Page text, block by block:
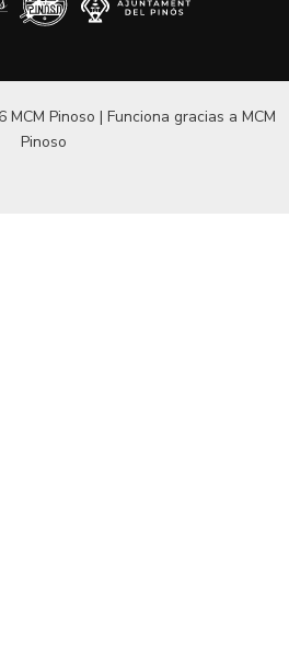
Pinoso | Funciona gracias a MCM
Pinoso